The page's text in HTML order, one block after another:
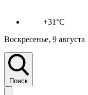
+31°C
Воскресенье, 9 августа
Поиск